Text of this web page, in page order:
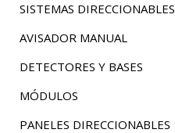
SISTEMAS DIRECCIONABLES
AVISADOR MANUAL
DETECTORES Y BASES
MÓDULOS
PANELES DIRECCIONABLES